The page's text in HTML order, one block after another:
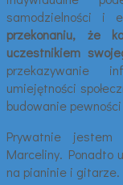
samodzielności i
przekonaniu, że
uczestnikiem
przekazywanie
umiejętności
budowanie
Prywatnie
Marceliny. Ponadto
na pianinie i gitarze.